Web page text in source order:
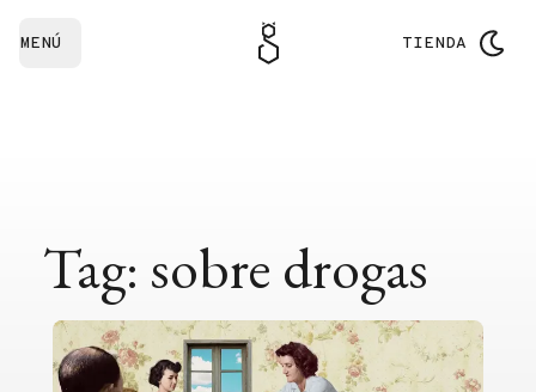
MENÚ TIENDA
Tag: sobre drogas